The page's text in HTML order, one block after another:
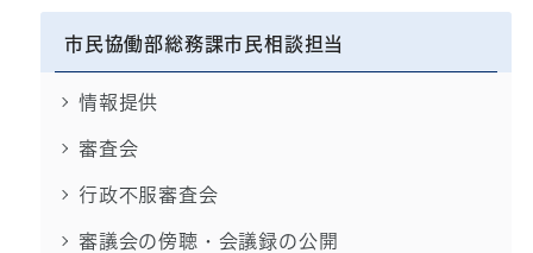
市民協働部総務課市民相談担当
情報提供
審査会
行政不服審査会
審議会の傍聴・会議録の公開